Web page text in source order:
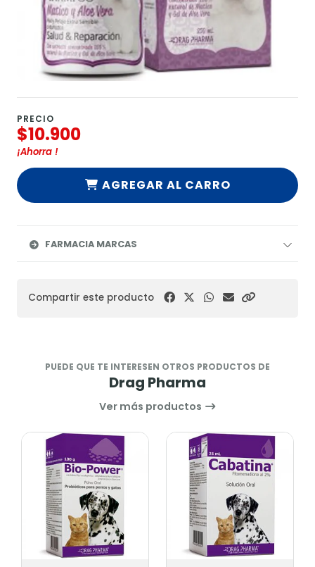
PRECIO
$10.900
¡Ahorra !
AGREGAR AL CARRO
FARMACIA MARCAS
Compartir este producto
PUEDE QUE TE INTERESEN OTROS PRODUCTOS DE
Drag Pharma
Ver más productos